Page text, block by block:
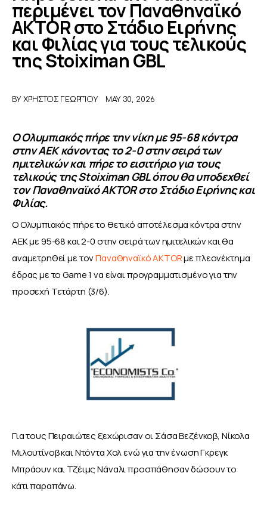
ΑΦΙΕΡΩΜΑΤΑ
MEET THE TEAM
περιμένει τον Παναθηναϊκό
AKTOR στο Στάδιο Ειρήνης
και Φιλίας για τους τελικούς
της Stoiximan GBL
BY ΧΡΉΣΤΟΣ ΓΕΩΡΓΊΟΥ MAY 30, 2026
Ο Ολυμπιακός πήρε την νίκη με 95-68 κόντρα
στην ΑΕΚ κάνοντας το 2-0 στην σειρά των
ημιτελικών και πήρε το εισιτήριο για τους
τελικούς της Stoiximan GBL όπου θα υποδεχθεί
τον Παναθηναϊκό AKTOR στο Στάδιο Ειρήνης και
Φιλίας.
Ο Ολυμπιακός πήρε το θετικό αποτέλεσμα κόντρα στην
ΑΕΚ με 95-68 και 2-0 στην σειρά των ημιτελικών και θα
αναμετρηθεί με τον Παναθηναϊκό AKTOR με πλεονέκτημα
έδρας με το Game 1 να είναι προγραμματισμένο για την
προσεχή Τετάρτη (3/6).
Για τους Πειραιώτες ξεχώρισαν οι Σάσα Βεζένκοβ, Νίκολα
Μιλουτίνοβ και Ντόντα Χολ ενώ για την ένωση Γκρεγκ
Μπράουν και Τζέιμς Νάναλι προσπάθησαν δώσουν το
κάτι παραπάνω.